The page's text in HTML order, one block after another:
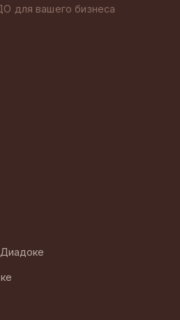
для вашего бизнеса